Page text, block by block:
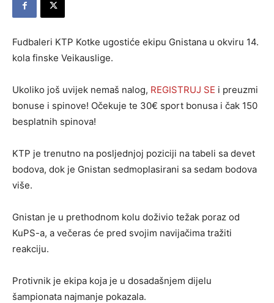
Fudbaleri KTP Kotke ugostiće ekipu Gnistana u okviru 14.
kola finske Veikauslige.
Ukoliko još uvijek nemaš nalog, REGISTRUJ SE i preuzmi
bonuse i spinove! Očekuje te 30€ sport bonusa i čak 150
besplatnih spinova!
KTP je trenutno na posljednjoj poziciji na tabeli sa devet
bodova, dok je Gnistan sedmoplasirani sa sedam bodova
više.
Gnistan je u prethodnom kolu doživio težak poraz od
KuPS-a, a večeras će pred svojim navijačima tražiti
reakciju.
Protivnik je ekipa koja je u dosadašnjem dijelu
šampionata najmanje pokazala.